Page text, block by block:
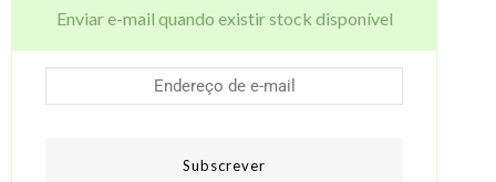
Enviar e-mail quando existir stock disponível
Subscrever